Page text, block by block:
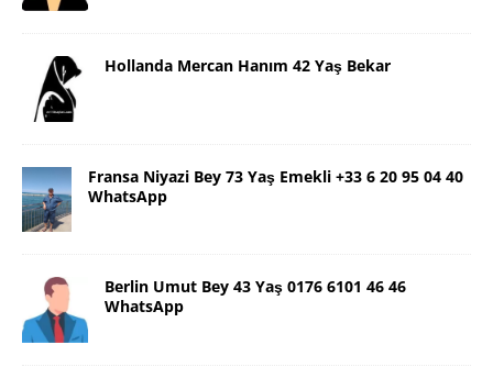
Hollanda Mercan Hanım 42 Yaş Bekar
Fransa Niyazi Bey 73 Yaş Emekli +33 6 20 95 04 40
WhatsApp
Berlin Umut Bey 43 Yaş 0176 6101 46 46
WhatsApp